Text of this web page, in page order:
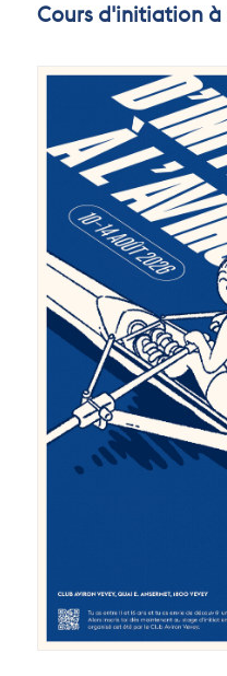
Cours d'initiation